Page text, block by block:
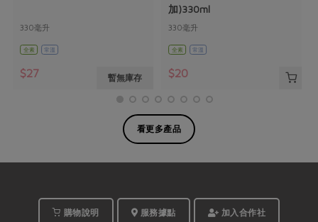
330毫升
全素 常溫
$27 暫無庫存
加)330ml
330毫升
全素 常溫
$20
看更多產品
購物說明 服務據點 加入合作社